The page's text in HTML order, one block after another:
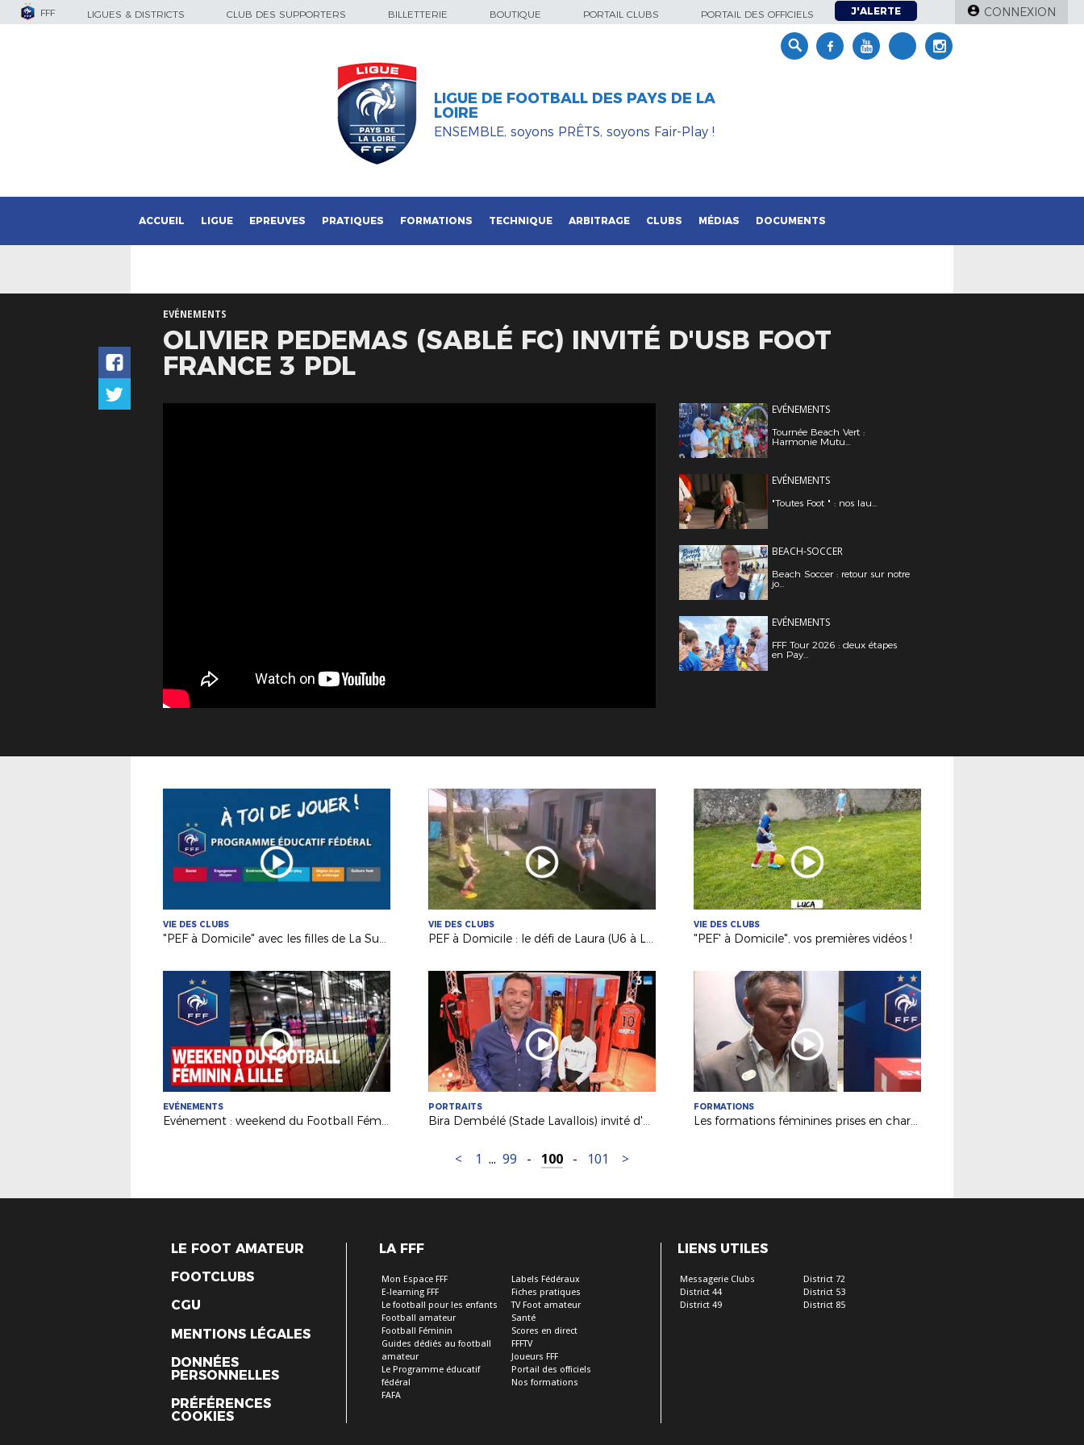
FFF LIGUES & DISTRICTS CLUB DES SUPPORTERS BILLETTERIE BOUTIQUE PORTAIL CLUBS PORTAIL DES OFFICIELS J'ALERTE CONNEXION
LIGUE DE FOOTBALL DES PAYS DE LA
LOIRE
ENSEMBLE, soyons PRÊTS, soyons Fair-Play !
ACCUEIL LIGUE EPREUVES PRATIQUES FORMATIONS TECHNIQUE ARBITRAGE CLUBS MÉDIAS DOCUMENTS
EVÉNEMENTS
OLIVIER PEDEMAS (SABLÉ FC) INVITÉ D'USB FOOT
FRANCE 3 PDL
EVÉNEMENTS
Tournée Beach Vert :
Harmonie Mutu...
EVÉNEMENTS
"Toutes Foot " : nos lau...
BEACH-SOCCER
Beach Soccer : retour sur notre
jo...
EVÉNEMENTS
FFF Tour 2026 : deux étapes
en Pay...
VIE DES CLUBS
"PEF à Domicile" avec les filles de La Suze FC !
VIE DES CLUBS
PEF à Domicile : le défi de Laura (U6 à La Gaubretière) !
VIE DES CLUBS
"PEF' à Domicile", vos premières vidéos !
EVÉNEMENTS
Evénement : weekend du Football Féminin
PORTRAITS
Bira Dembélé (Stade Lavallois) invité d'USBFoot France 3
FORMATIONS
Les formations féminines prises en charge grâce à Synergie !
< 1 ... 99 - 100 - 101 >
LE FOOT AMATEUR
FOOTCLUBS
CGU
MENTIONS LÉGALES
DONNÉES
PERSONNELLES
PRÉFÉRENCES
COOKIES
LA FFF
Mon Espace FFF
E-learning FFF
Le football pour les enfants
Football amateur
Football Féminin
Guides dédiés au football
amateur
Le Programme éducatif
fédéral
FAFA
Labels Fédéraux
Fiches pratiques
TV Foot amateur
Santé
Scores en direct
FFFTV
Joueurs FFF
Portail des officiels
Nos formations
LIENS UTILES
Messagerie Clubs
District 44
District 49
District 72
District 53
District 85